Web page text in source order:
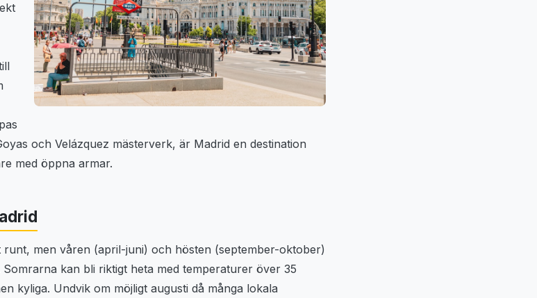
och Velázquez mästerverk, är Madrid en destination
med öppna armar.
men våren (april-juni) och hösten (september-oktober)
kan bli riktigt heta med temperaturer över 35
kyliga. Undvik om möjligt augusti då många lokala